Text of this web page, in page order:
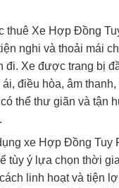
thuê Xe Hợp Đồng
nghi và thoải mái
đi. Xe được trang bị
điều hòa, âm thanh,
thể thư giãn và tận
xe Hợp Đồng Tuy
tùy ý lựa chọn thời
linh hoạt và tiện